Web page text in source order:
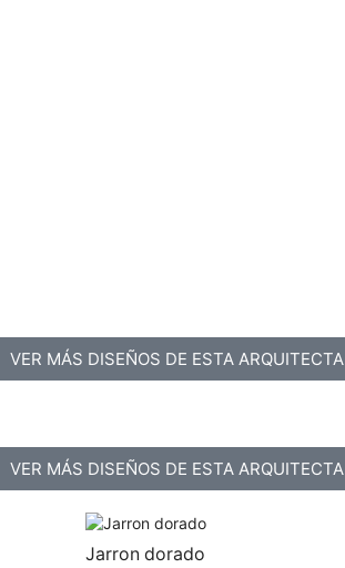
VER MÁS DISEÑOS DE ESTA ARQUITECTA
VER MÁS DISEÑOS DE ESTA ARQUITECTA
Jarron dorado